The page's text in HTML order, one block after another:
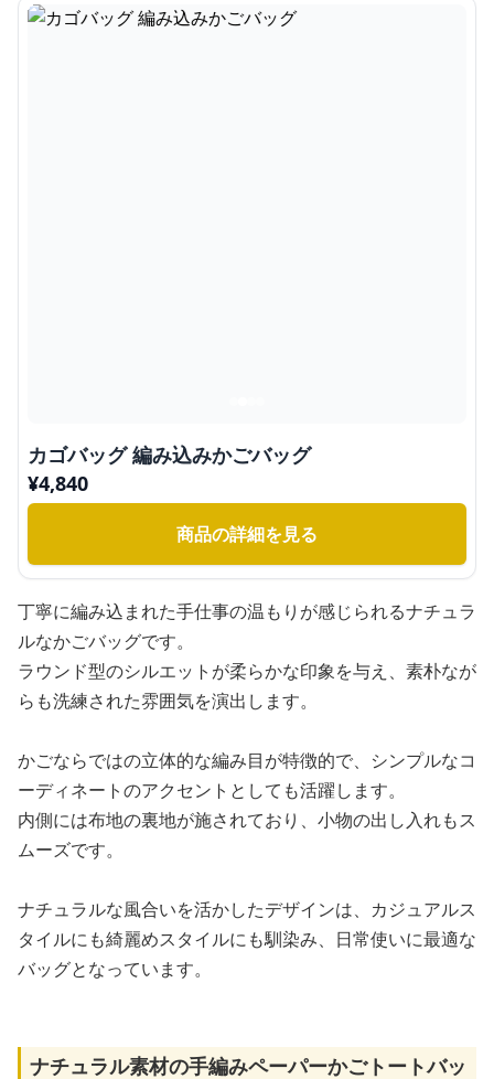
カゴバッグ 編み込みかごバッグ
¥4,840
商品の詳細を見る
丁寧に編み込まれた手仕事の温もりが感じられるナチュラ
ルなかごバッグです。
ラウンド型のシルエットが柔らかな印象を与え、素朴なが
らも洗練された雰囲気を演出します。
かごならではの立体的な編み目が特徴的で、シンプルなコ
ーディネートのアクセントとしても活躍します。
内側には布地の裏地が施されており、小物の出し入れもス
ムーズです。
ナチュラルな風合いを活かしたデザインは、カジュアルス
タイルにも綺麗めスタイルにも馴染み、日常使いに最適な
バッグとなっています。
ナチュラル素材の手編みペーパーかごトートバッ